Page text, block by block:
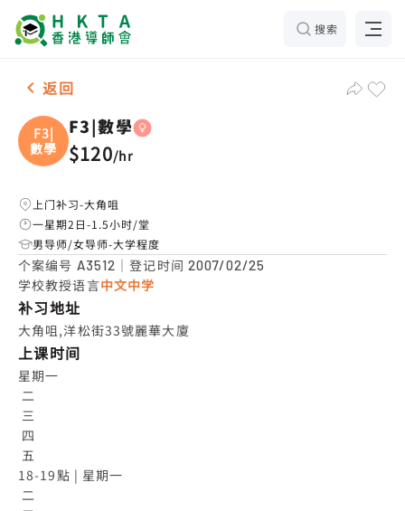
搜索
女-1名 F3|數學，大角咀 补习推介
返回
F3|
數學
F3|數學
$120/hr
上门补习-大角咀
一星期2日-1.5小时/堂
男导师/女导师-大学程度
个案编号 A3512 ｜登记时间 2007/02/25
学校教授语言中文中学
补习地址
大角咀,洋松街33號麗華大廈
上课时间
星期一
二
五
18-19點 | 星期一
二